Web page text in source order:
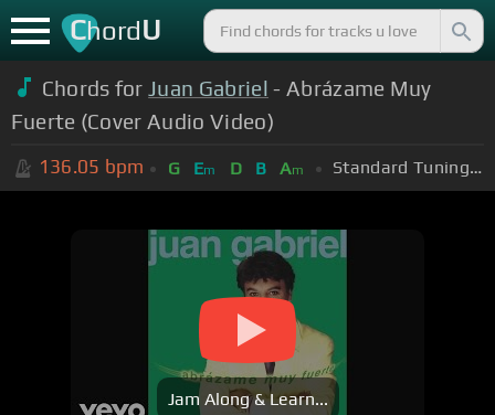
ChordU
Chords forJuan Gabriel - Abrázame Muy
Fuerte (Cover Audio Video)
136.05 bpm G Em D B Am Standard Tuning (EADGBE)
Jam Along & Learn...